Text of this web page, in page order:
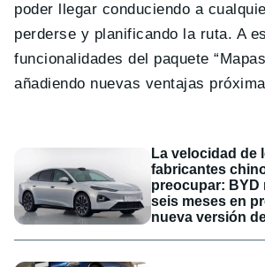
poder llegar conduciendo a
perderse y planificando la ruta. A
funcionalidades del paquete
añadiendo nuevas ventajas
La velocidad de
fabricantes
preocupar: BYD
seis meses en
nueva versión